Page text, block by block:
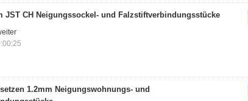
JST CH Neigungssockel- und Falzstiftverbindungsstücke
1.2mm Neigungswohnungs- und